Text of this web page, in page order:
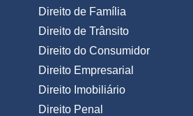
Direito de Família
Direito de Trânsito
Direito do Consumidor
Direito Empresarial
Direito Imobiliário
Direito Penal